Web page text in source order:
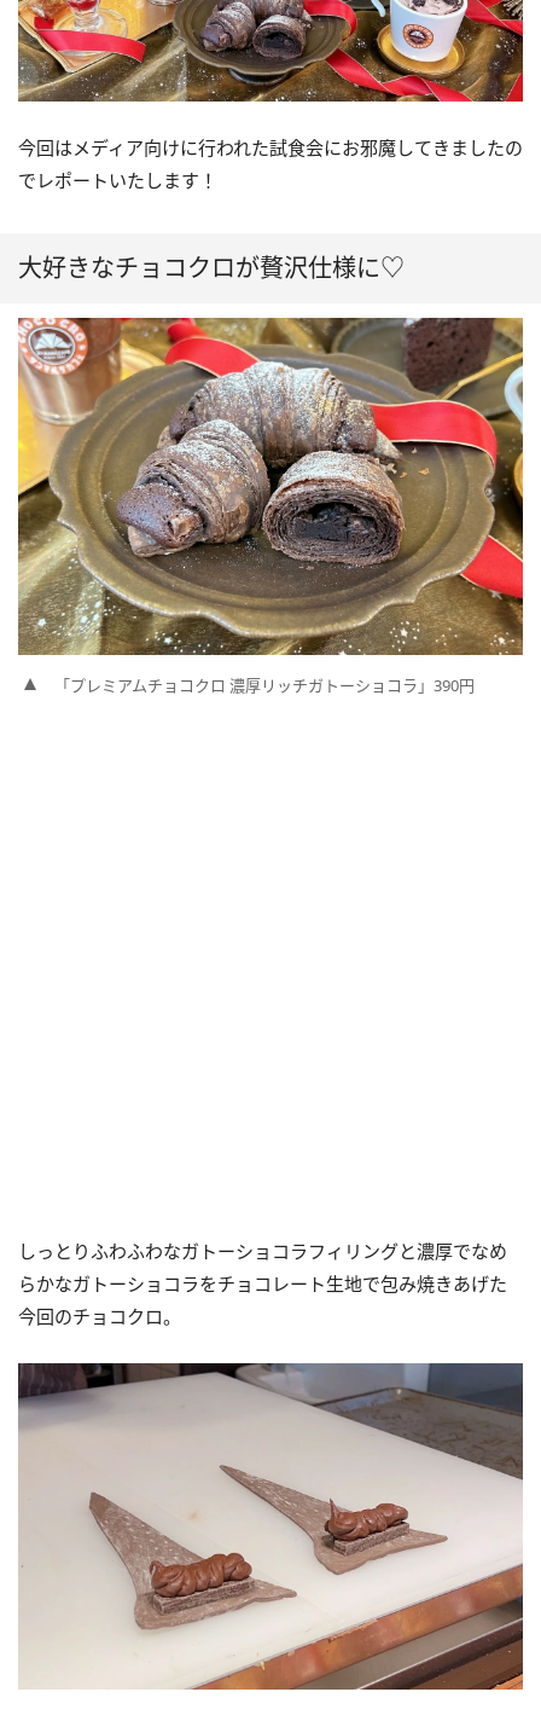
今回はメディア向けに行われた試食会にお邪魔してきましたの
でレポートいたします！
大好きなチョコクロが贅沢仕様に♡
「プレミアムチョコクロ 濃厚リッチガトーショコラ」390円
しっとりふわふわなガトーショコラフィリングと濃厚でなめ
らかなガトーショコラをチョコレート生地で包み焼きあげた
今回のチョコクロ。